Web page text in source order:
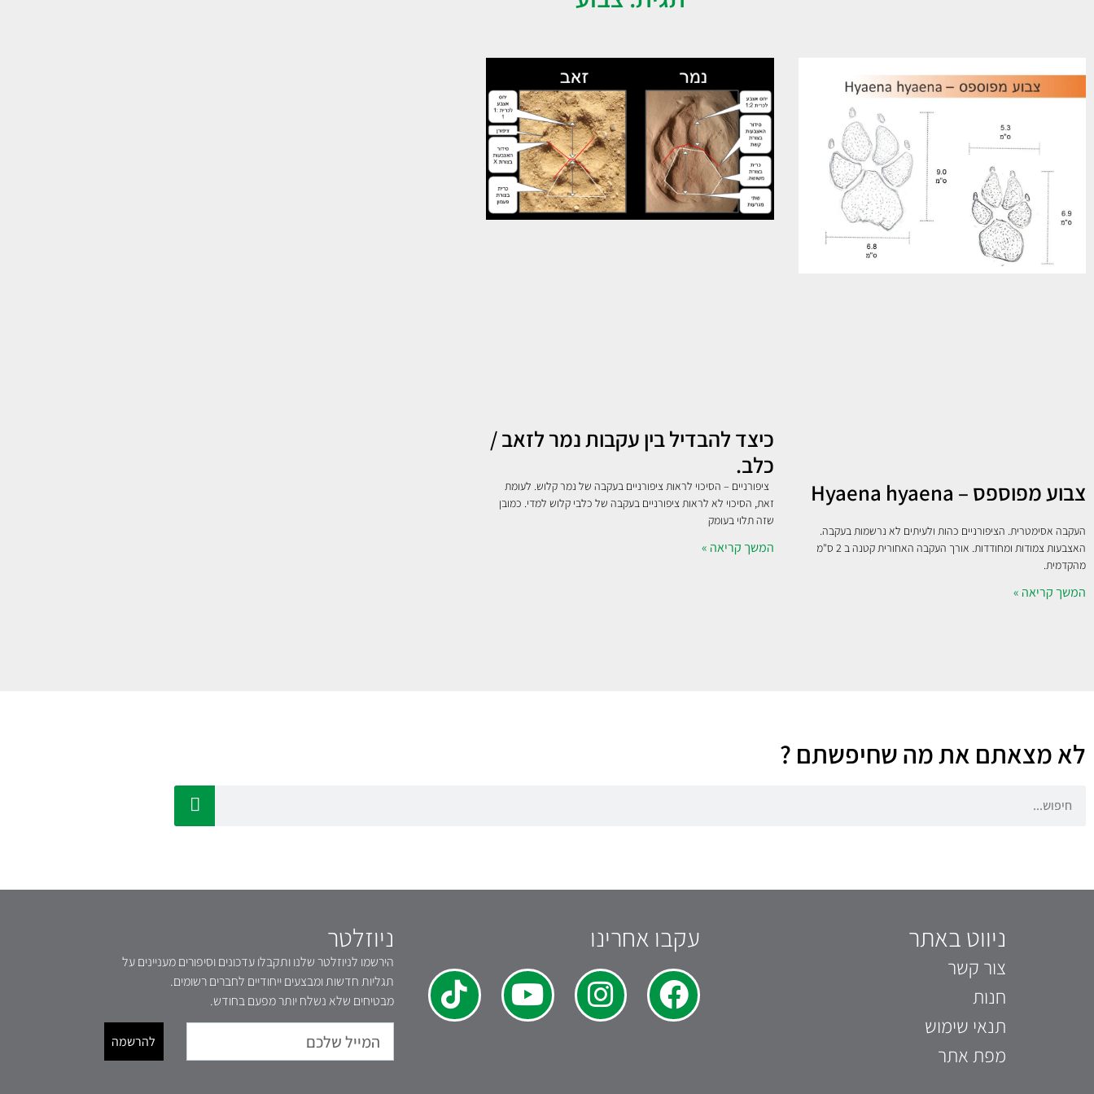
צבוע מפוספס – Hyaena hyaena
העקבה אסימטרית. הציפורניים כהות ולעיתים לא נרשמות בעקבה.
האצבעות צמודות ומחודדות. אורך העקבה האחורית קטנה ב 2 ס"מ
מהקדמית.
המשך קריאה »
כיצד להבדיל בין עקבות נמר לזאב /
כלב.
ציפורניים – הסיכוי לראות ציפורניים בעקבה של נמר קלוש. לעומת
זאת, הסיכוי לא לראות ציפורניים בעקבה של כלבי קלוש למדי. כמובן
שזה תלוי בעומק
המשך קריאה »
לא מצאתם את מה שחיפשתם ?
ניווט באתר
צור קשר
חנות
תנאי שימוש
מפת אתר
עקבו אחרינו ניוזלטר
הירשמו לניוזלטר שלנו ותקבלו עדכונים וסיפורים מעניינים על
תגליות חדשות ומבצעים ייחודיים לחברים רשומים.
מבטיחים שלא נשלח יותר מפעם בחודש.
להרשמה